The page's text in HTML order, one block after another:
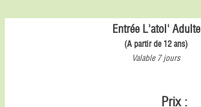
Entrée L'atol' Adulte
(A partir de 12 ans)
Valable 7 jours
Prix :